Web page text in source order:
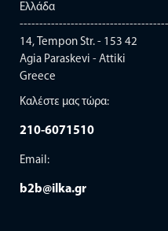
Ελλάδα
--------------------------------------
14, Tempon Str. - 153 42
Agia Paraskevi - Attiki
Greece
Καλέστε μας τώρα:
210-6071510
Email:
b2b@ilka.gr